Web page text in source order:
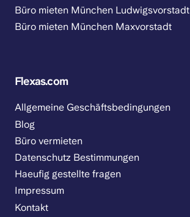
Büro mieten München Ludwigsvorstadt
Büro mieten München Maxvorstadt
Flexas.com
Allgemeine Geschäftsbedingungen
Blog
Büro vermieten
Datenschutz Bestimmungen
Haeufig gestellte fragen
Impressum
Kontakt